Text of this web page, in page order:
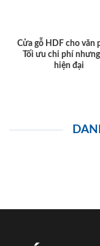
Cửa gỗ HDF cho văn
Tối ưu chi phí
hiện đại